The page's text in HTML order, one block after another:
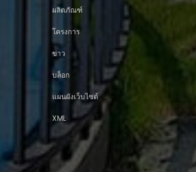
ผลิตภัณฑ์
โครงการ
ข่าว
บล็อก
แผนผังเว็บไซต์
XML